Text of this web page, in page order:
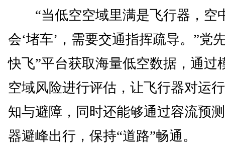
“当低空空域里满是飞行器，空
会‘堵车’，需要交通指挥疏导。”党
快飞”平台获取海量低空数据，通过
空域风险进行评估，让飞行器对运
知与避障，同时还能够通过容流预
器避峰出行，保持“道路”畅通。